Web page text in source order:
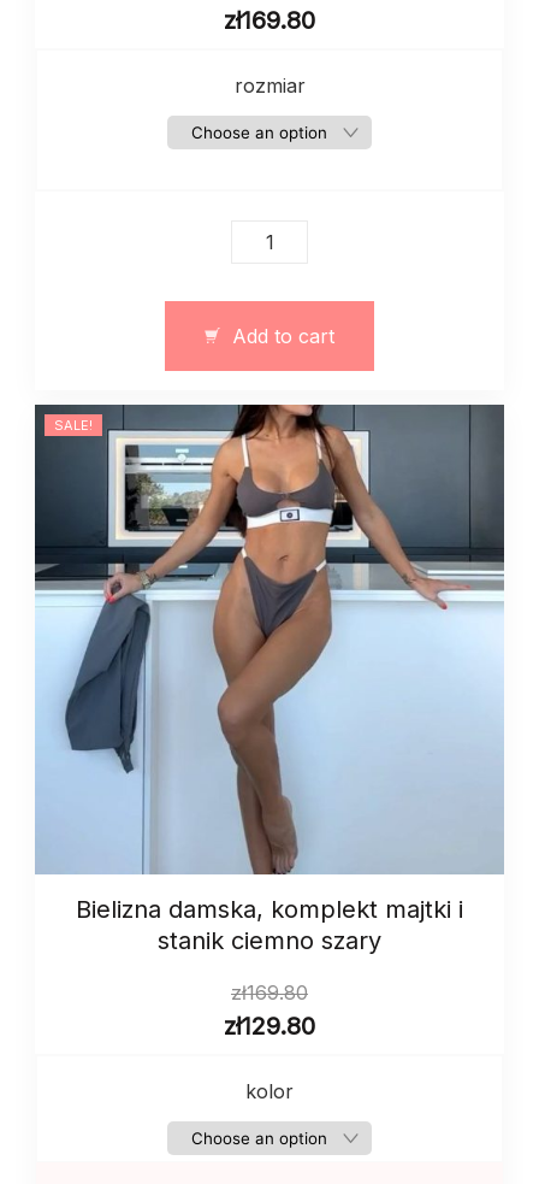
zł169.80
rozmiar
Bielizna
stanik
12805
quantity
Add to cart
SALE!
Bielizna damska, komplekt majtki i
stanik ciemno szary
zł169.80
zł129.80
kolor